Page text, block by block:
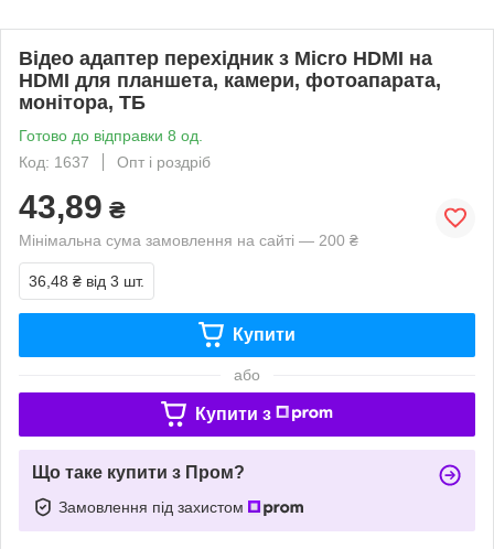
Відео адаптер перехідник з Micro HDMI на
HDMI для планшета, камери, фотоапарата,
монітора, ТБ
Готово до відправки 8 од.
Код: 1637
Опт і роздріб
43,89 ₴
Мінімальна сума замовлення на сайті — 200 ₴
36,48 ₴ від 3 шт.
Купити
або
Купити з
Що таке купити з Пром?
Замовлення під захистом